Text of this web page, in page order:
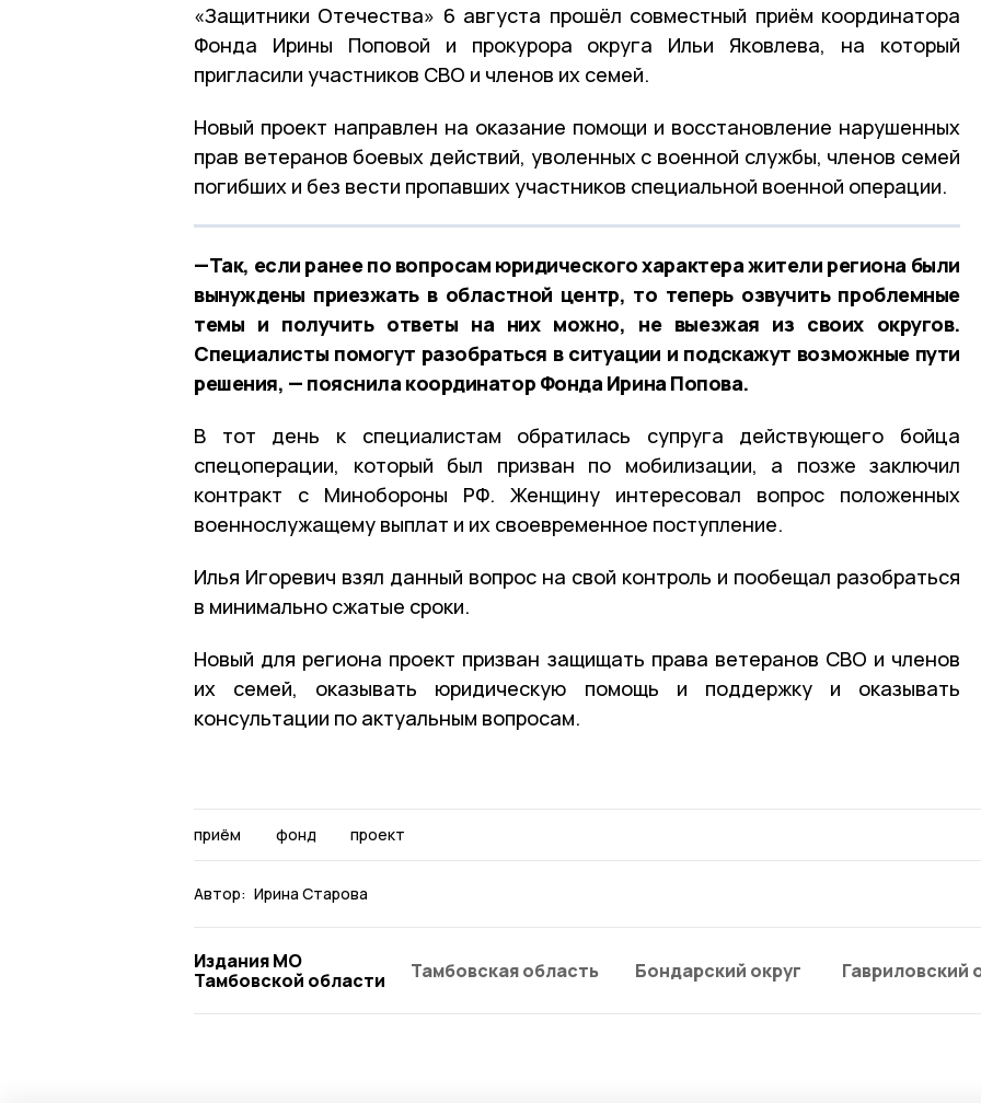
«Защитники Отечества» 6 августа прошёл совместный приём координатора
Фонда Ирины Поповой и прокурора округа Ильи Яковлева, на который
пригласили участников СВО и членов их семей.
Новый проект направлен на оказание помощи и восстановление нарушенных
прав ветеранов боевых действий, уволенных с военной службы, членов семей
погибших и без вести пропавших участников специальной военной операции.
—Так, если ранее по вопросам юридического характера жители региона были
вынуждены приезжать в областной центр, то теперь озвучить проблемные
темы и получить ответы на них можно, не выезжая из своих округов.
Специалисты помогут разобраться в ситуации и подскажут возможные пути
решения, — пояснила координатор Фонда Ирина Попова.
В тот день к специалистам обратилась супруга действующего бойца
спецоперации, который был призван по мобилизации, а позже заключил
контракт с Минобороны РФ. Женщину интересовал вопрос положенных
военнослужащему выплат и их своевременное поступление.
Илья Игоревич взял данный вопрос на свой контроль и пообещал разобраться
в минимально сжатые сроки.
Новый для региона проект призван защищать права ветеранов СВО и членов
их семей, оказывать юридическую помощь и поддержку и оказывать
консультации по актуальным вопросам.
приём фонд проект
Автор: Ирина Старова
Издания МО
Тамбовской области
Тамбовская область Бондарский округ Гавриловский